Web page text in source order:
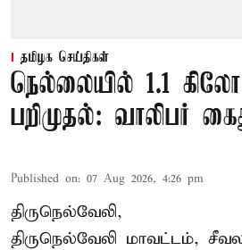
தமிழக செய்திகள்
நெல்லையில் 1.1
பறிமுதல்: வாலிபர்
Published on: 07 Aug 2026, 4:26 pm
திருநெல்வேலி,
திருநெல்வேலி மாவட்டம்,